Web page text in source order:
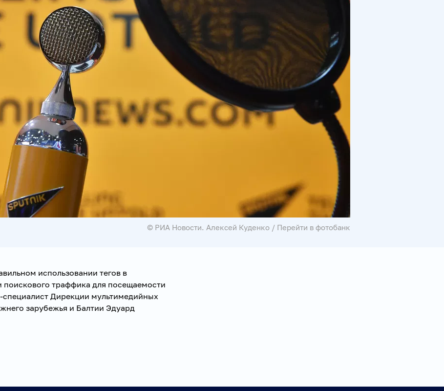
© РИА Новости. Алексей Куденко / Перейти в фотобанк
использовании тегов в
траффика для посещаемости
специалист Дирекции мультимедийных
зарубежья и Балтии Эдуард